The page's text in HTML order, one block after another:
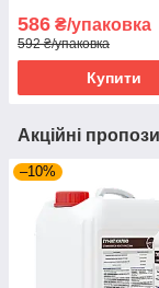
586 ₴/упаковка
592 ₴/упаковка
Купити
Акційні
–10%